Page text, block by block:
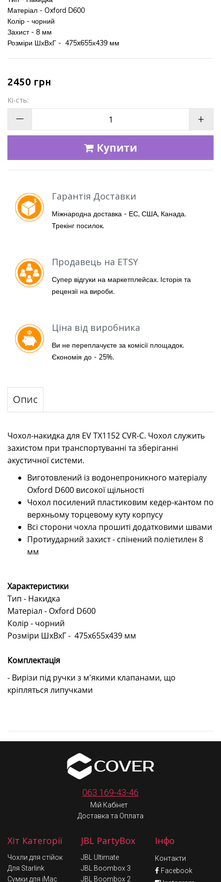
Матеріал - Oxford D600
Колір - чорний
Захист - 8 мм
Розміри ШхВхГ - 475x655х439 мм
2450 грн
Кі-сть:
— +
Купити
Гарантія Доставки
Міжнародна доставка - ЕС, США, Канада.
Трекінг посилок.
Продавець на ETSY
Супер відгуки на маркетплейсах. Історія та
рецензії на вироби.
Ціна від виробника
Ви не переплачуєте за комісії площадок.
Єкономія до - 25%.
Опис
Чохол-накидка для EV TX1152 CVR-C. Чохол служить
захистом при транспортуванні та зберіганні
акустичної системи.
Виготовлений із водонепроникного матеріалу
Oxford D600 високої щільності
Чохол посилений пластиковим кедер-кантом по
верхньому торцевому куту корпусу
Всі сторони чохла прошиті додатковими швами
Протиударний захист - спінений поліетилен 8
мм
Характеристики
Тип - Накидка
Матеріал - Oxford D600
Колір - чорний
Розміри ШхВхГ - 475x655х439 мм
Комплектація
- Вирізи під ручки з м'якими клапанами, що
кріпляться липучками
063 169-43-46
Мій Кабінет
Доставка та Оплата
Хіт Категорії
Чохли для стійок
Для Starlink
Сумки для iMac
JBL PartyBox
JBL Ultimate
JBL Boombox 3
JBL Boombox 2
Інфо
Контакти
Facebook